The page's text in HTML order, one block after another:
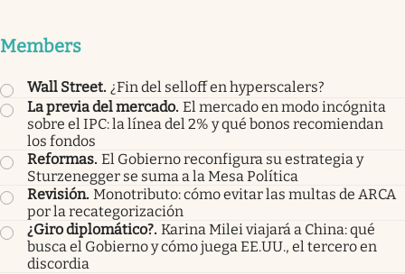
Members
Wall Street. ¿Fin del selloff en hyperscalers?
La previa del mercado. El mercado en modo incógnita
sobre el IPC: la línea del 2% y qué bonos recomiendan
los fondos
Reformas. El Gobierno reconfigura su estrategia y
Sturzenegger se suma a la Mesa Política
Revisión. Monotributo: cómo evitar las multas de ARCA
por la recategorización
¿Giro diplomático?. Karina Milei viajará a China: qué
busca el Gobierno y cómo juega EE.UU., el tercero en
discordia